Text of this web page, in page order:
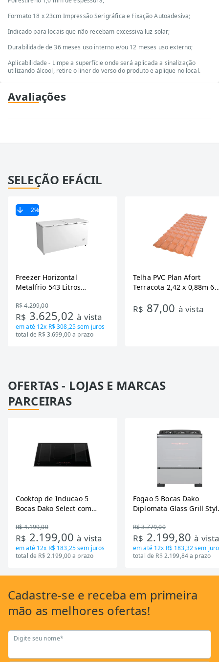
Formato 18 x 23cm Impressão Serigráfica e Fixação Autoadesiva;
Indicado para locais que não recebam excessiva luz solar;
Durabilidade de 36 meses uso interno e/ou 12 meses uso externo;
Aplicabilidade - Limpe a superfície onde será aplicada a sinalização
utilizando álcool, retire o liner do verso do produto e aplique no local.
Avaliações
SELEÇÃO EFÁCIL
2%
Freezer Horizontal
Metalfrio 543 Litros
Tecnologia Inverter, Branco,
Bivolt
R$ 4.299,00
R$ 3.625,02à vista
em até 12x R$ 308,25sem juros
total de R$ 3.699,00 a prazo
Telha PVC Plan Afort
Terracota 2,42 x 0,88m 6
R$ 87,00 à vista
OFERTAS - LOJAS E MARCAS
PARCEIRAS
Cooktop de Inducao 5
Bocas Dako Select com
R$ 4.199,00
R$ 2.199,00à vista
em até 12x R$ 183,25sem juros
total de R$ 2.199,00 a prazo
Fogao 5 Bocas Dako
Diplomata Glass Grill
R$ 3.779,00
R$ 2.199,80à
em até 12x R$ 183,32sem
total de R$ 2.199,84 a prazo
Cadastre-se e receba em primeira
mão as melhores ofertas!
Digite seu nome*